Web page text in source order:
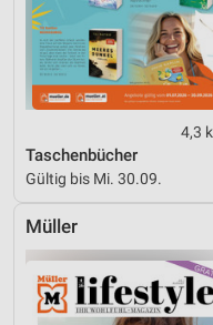
4,3
Taschenbücher
Gültig bis Mi. 30.09.
Müller
Geräte anhand von
Informationen
Nicht-IAB-Verarbeitungszwecke:
Performance
Funktional